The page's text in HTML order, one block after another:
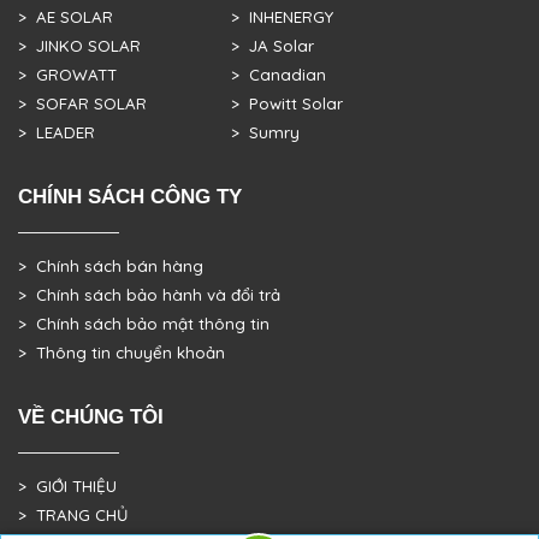
> AE SOLAR
> JINKO SOLAR
> GROWATT
> SOFAR SOLAR
> LEADER
> INHENERGY
> JA Solar
> Canadian
> Powitt Solar
> Sumry
CHÍNH SÁCH CÔNG TY
> Chính sách bán hàng
> Chính sách bảo hành và đổi trả
> Chính sách bảo mật thông tin
> Thông tin chuyển khoản
VỀ CHÚNG TÔI
> GIỚI THIỆU
> TRANG CHỦ